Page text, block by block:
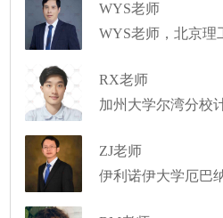
WYS老师
RX老师
ZJ老师